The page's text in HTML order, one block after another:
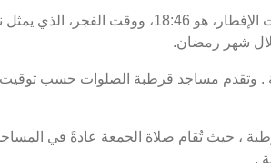
شهر رمضان.
وتقدم مساجد قرطبة الصلوات حسب
، حيث تُقام صلاة الجمعة عادةً في المساجد
.